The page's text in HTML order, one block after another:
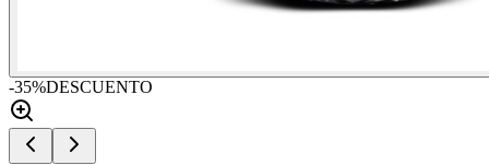
-35%DESCUENTO